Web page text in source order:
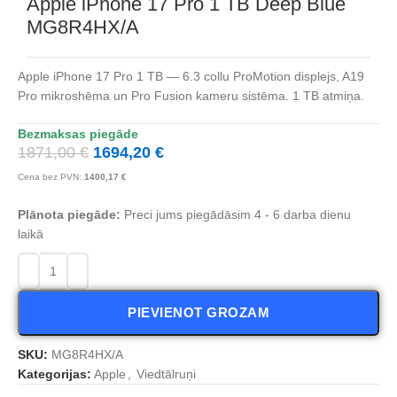
MG8R4HX/A
Apple iPhone 17 Pro 1 TB — 6.3 collu ProMotion displejs, A19
Pro mikroshēma un Pro Fusion kameru sistēma. 1 TB atmiņa.
Bezmaksas piegāde
1871,00€ 1694,20 €
Cena bez PVN: 1400,17 €
Plānota piegāde: Preci jums piegādāsim 4 - 6 darba dienu
laikā
PIEVIENOT GROZAM
SKU: MG8R4HX/A
Kategorijas: Apple Viedtālruņi